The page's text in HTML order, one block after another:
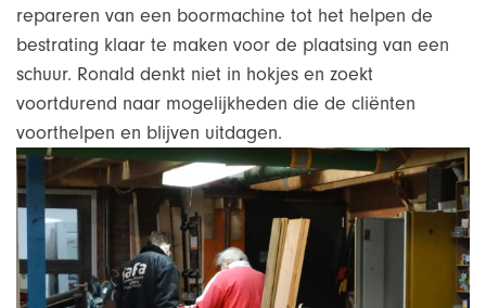
repareren van een boormachine tot het helpen de
bestrating klaar te maken voor de plaatsing van een
schuur. Ronald denkt niet in hokjes en zoekt
voortdurend naar mogelijkheden die de cliënten
voorthelpen en blijven uitdagen.